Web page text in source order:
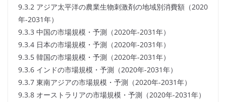
9.3.2 アジア太平洋の農業生物刺激剤の地域別消費額（2020
年-2031年）
9.3.3 中国の市場規模・予測（2020年-2031年）
9.3.4 日本の市場規模・予測（2020年-2031年）
9.3.5 韓国の市場規模・予測（2020年-2031年）
9.3.6 インドの市場規模・予測（2020年-2031年）
9.3.7 東南アジアの市場規模・予測（2020年-2031年）
9.3.8 オーストラリアの市場規模・予測（2020年-2031年）